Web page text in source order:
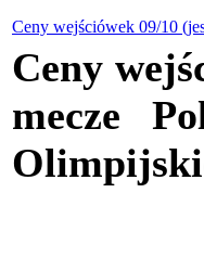
Ceny wejściówek 09/10
Ceny
mecze